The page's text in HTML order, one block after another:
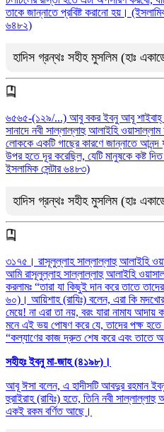
তাকে জান্নাতে প্রবিষ্ট করানো হয়।
৬৪৮২)
হাদিস গ্রন্থঃ সহীহ মুসলিম (হাঃ
৬৫৬৫-(১২৯/...) আবু বকর ইবনু আবূ শাইবাহ্
সানাদে নবী সাল্লাল্লাহু আলাইহি
লোককে একটি গাছের কারণে জান্নাতে আনন্দ
উপর হতে দূর করেছিল, যেটি মানুষকে কষ্ট
ইসলামিক সেন্টার ৬৪৮৩)
হাদিস গ্রন্থঃ সহীহ মুসলিম (হাঃ
৩১৭৫। রাসূলুল্লাহ সাল্লাল্লাহু আলাইহি
আমি রাসূলুল্লাহ সাল্লাল্লাহু আলাইহি
করলামঃ “তারা যা কিছুই দান করে তাতে
৬০)। আয়িশাহ (রাযিঃ) বলেন, এরা কি
মেয়ে! না এরা তা নয়, বরং যারা নামায আদায়
মনে এই ভয় পোষণ করে যে, তাদের পক্ষ
“কল্যাণের কাজ দ্রুত শেষ করে এবং তাতে
সহীহঃ ইবনু মা-জাহ (৪১৯৮)।
আবূ ঈসা বলেন, এ হাদীসটি আবদুর রহমান
হুরাইরাহ (রাযিঃ) হতে, তিনি নবী
একই রকম বর্ণিত আছে।